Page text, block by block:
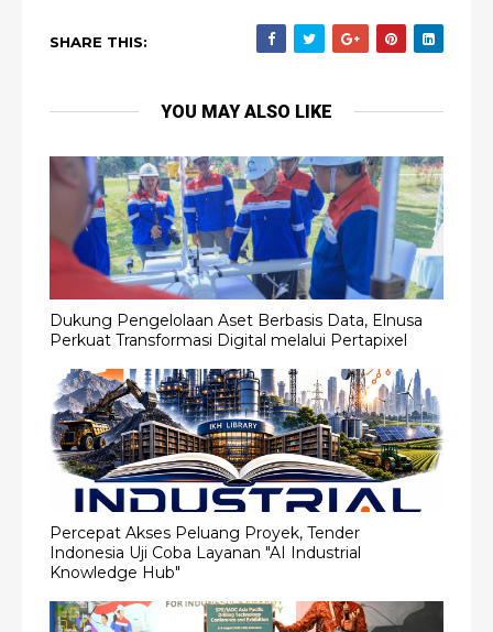
SHARE THIS:
YOU MAY ALSO LIKE
Dukung Pengelolaan Aset Berbasis Data, Elnusa
Perkuat Transformasi Digital melalui Pertapixel
Percepat Akses Peluang Proyek, Tender
Indonesia Uji Coba Layanan "AI Industrial
Knowledge Hub"